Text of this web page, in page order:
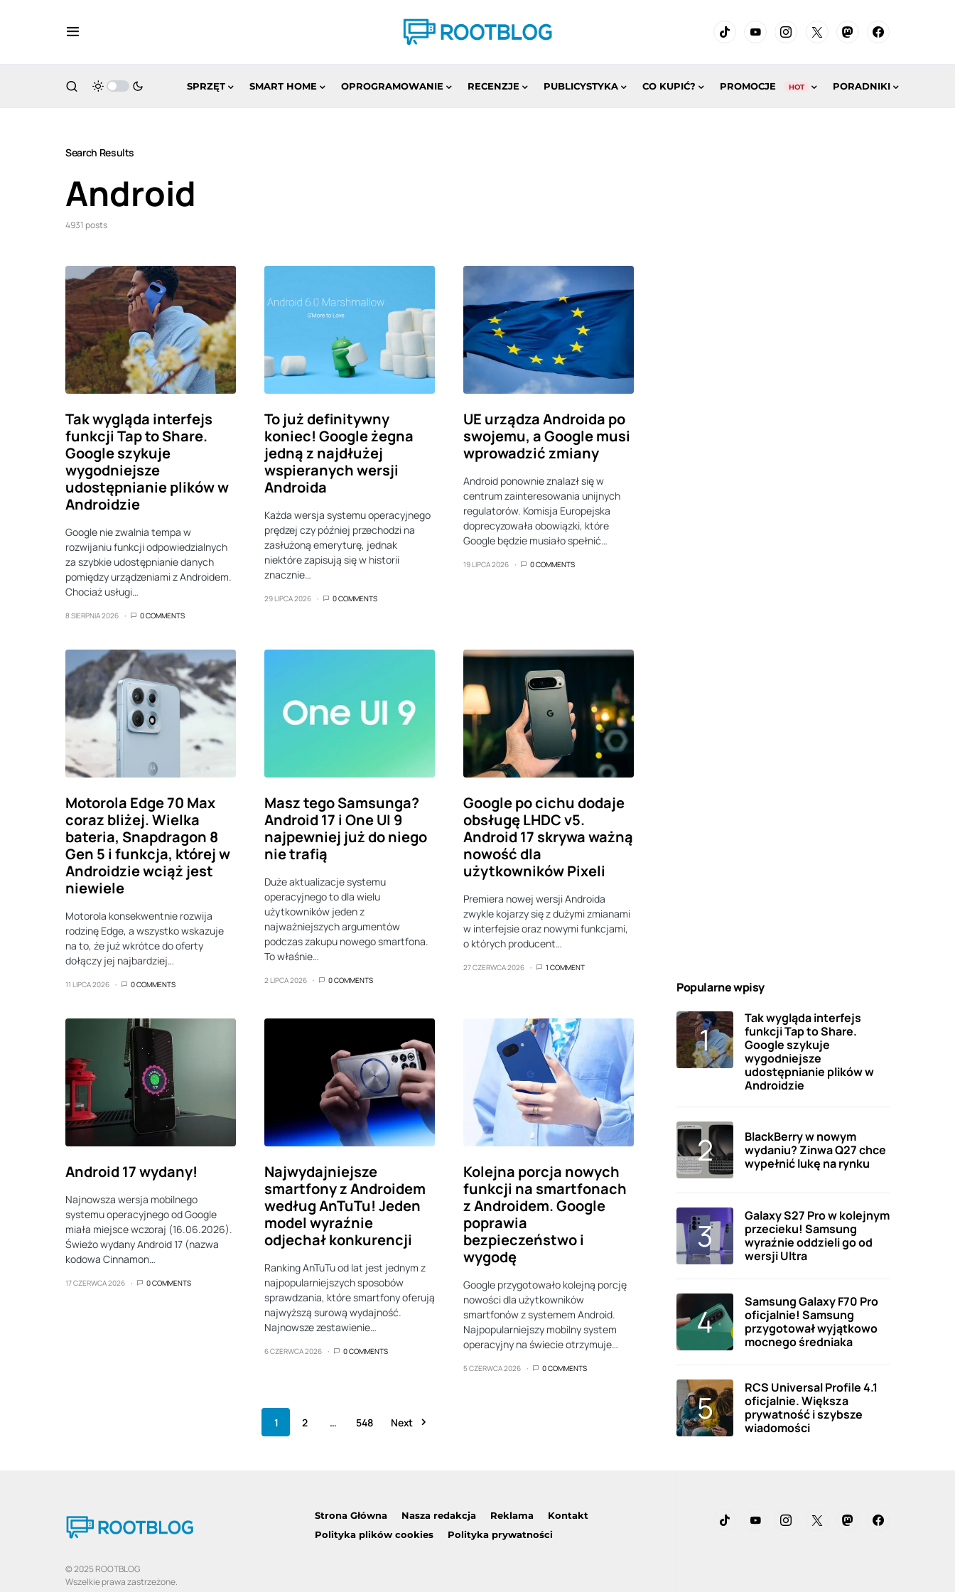
SPRZĘT SMART HOME OPROGRAMOWANIE RECENZJE PUBLICYSTYKA CO KUPIĆ? PROMOCJE HOT PORADNIKI
Search Results
Android
4931 posts
Tak wygląda interfejs
funkcji Tap to Share.
Google szykuje
wygodniejsze
udostępnianie plików w
Androidzie
Google nie zwalnia tempa w
rozwijaniu funkcji odpowiedzialnych
za szybkie udostępnianie danych
pomiędzy urządzeniami z Androidem.
Chociaż usługi…
8 SIERPNIA 2026 0 COMMENTS
To już definitywny
koniec! Google żegna
jedną z najdłużej
wspieranych wersji
Androida
Każda wersja systemu operacyjnego
prędzej czy później przechodzi na
zasłużoną emeryturę, jednak
niektóre zapisują się w historii
znacznie…
29 LIPCA 2026 0 COMMENTS
UE urządza Androida po
swojemu, a Google musi
wprowadzić zmiany
Android ponownie znalazł się w
centrum zainteresowania unijnych
regulatorów. Komisja Europejska
doprecyzowała obowiązki, które
Google będzie musiało spełnić…
19 LIPCA 2026 0 COMMENTS
Motorola Edge 70 Max
coraz bliżej. Wielka
bateria, Snapdragon 8
Gen 5 i funkcja, której w
Androidzie wciąż jest
niewiele
Motorola konsekwentnie rozwija
rodzinę Edge, a wszystko wskazuje
na to, że już wkrótce do oferty
dołączy jej najbardziej…
11 LIPCA 2026 0 COMMENTS
Masz tego Samsunga?
Android 17 i One UI 9
najpewniej już do niego
nie trafią
Duże aktualizacje systemu
operacyjnego to dla wielu
użytkowników jeden z
najważniejszych argumentów
podczas zakupu nowego smartfona.
To właśnie…
2 LIPCA 2026 0 COMMENTS
Google po cichu dodaje
obsługę LHDC v5.
Android 17 skrywa ważną
nowość dla
użytkowników Pixeli
Premiera nowej wersji Androida
zwykle kojarzy się z dużymi zmianami
w interfejsie oraz nowymi funkcjami,
o których producent…
27 CZERWCA 2026 1 COMMENT
Android 17 wydany!
Najnowsza wersja mobilnego
systemu operacyjnego od Google
miała miejsce wczoraj (16.06.2026).
Świeżo wydany Android 17 (nazwa
kodowa Cinnamon…
17 CZERWCA 2026 0 COMMENTS
Najwydajniejsze
smartfony z Androidem
według AnTuTu! Jeden
model wyraźnie
odjechał konkurencji
Ranking AnTuTu od lat jest jednym z
najpopularniejszych sposobów
sprawdzania, które smartfony oferują
najwyższą surową wydajność.
Najnowsze zestawienie…
6 CZERWCA 2026 0 COMMENTS
Kolejna porcja nowych
funkcji na smartfonach
z Androidem. Google
poprawia
bezpieczeństwo i
wygodę
Google przygotowało kolejną porcję
nowości dla użytkowników
smartfonów z systemem Android.
Najpopularniejszy mobilny system
operacyjny na świecie otrzymuje…
5 CZERWCA 2026 0 COMMENTS
1 2 … 548 Next
Popularne wpisy
Tak wygląda interfejs
funkcji Tap to Share.
Google szykuje
wygodniejsze
udostępnianie plików w
Androidzie
BlackBerry w nowym
wydaniu? Zinwa Q27 chce
wypełnić lukę na rynku
Galaxy S27 Pro w kolejnym
przecieku! Samsung
wyraźnie oddzieli go od
wersji Ultra
Samsung Galaxy F70 Pro
oficjalnie! Samsung
przygotował wyjątkowo
mocnego średniaka
RCS Universal Profile 4.1
oficjalnie. Większa
prywatność i szybsze
wiadomości
© 2025 ROOTBLOG
Wszelkie prawa zastrzeżone.
Strona Główna Nasza redakcja Reklama
Kontakt
Polityka plików cookies
Polityka prywatności